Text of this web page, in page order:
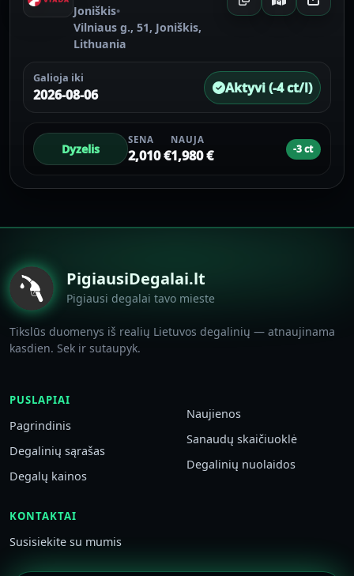
Joniškis•
Vilniaus g., 51, Joniškis,
Lithuania
Galioja iki
2026-08-06 Aktyvi (-4 ct/l)
Dyzelis
SENA
2,010 €
NAUJA
1,980 € -3 ct
PigiausiDegalai.lt
Pigiausi degalai tavo mieste
Tikslūs duomenys iš realių Lietuvos degalinių — atnaujinama
kasdien. Sek ir sutaupyk.
PUSLAPIAI
Pagrindinis
Degalinių sąrašas
Degalų kainos
Naujienos
Sanaudų skaičiuoklė
Degalinių nuolaidos
KONTAKTAI
Susisiekite su mumis